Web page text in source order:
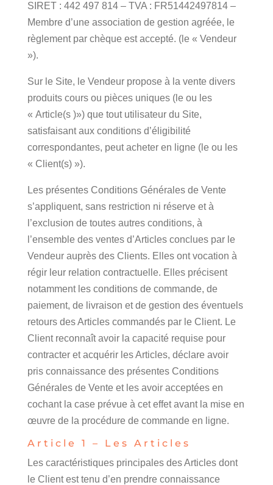
SIRET : 442 497 814 – TVA : FR51442497814 –
Membre d’une association de gestion agréée, le
règlement par chèque est accepté. (le « Vendeur
»).
Sur le Site, le Vendeur propose à la vente divers
produits cours ou pièces uniques (le ou les
« Article(s )») que tout utilisateur du Site,
satisfaisant aux conditions d’éligibilité
correspondantes, peut acheter en ligne (le ou les
« Client(s) »).
Les présentes Conditions Générales de Vente
s’appliquent, sans restriction ni réserve et à
l’exclusion de toutes autres conditions, à
l’ensemble des ventes d’Articles conclues par le
Vendeur auprès des Clients. Elles ont vocation à
régir leur relation contractuelle. Elles précisent
notamment les conditions de commande, de
paiement, de livraison et de gestion des éventuels
retours des Articles commandés par le Client. Le
Client reconnaît avoir la capacité requise pour
contracter et acquérir les Articles, déclare avoir
pris connaissance des présentes Conditions
Générales de Vente et les avoir acceptées en
cochant la case prévue à cet effet avant la mise en
œuvre de la procédure de commande en ligne.
Article 1 – Les Articles
Les caractéristiques principales des Articles dont
le Client est tenu d’en prendre connaissance